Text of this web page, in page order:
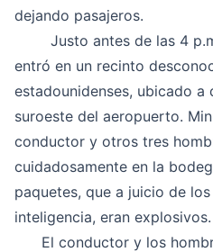
dejando pasajeros.
Justo antes de las 4
entró en un recinto
estadounidenses, ubicado a
suroeste del aeropuerto.
conductor y otros tres
cuidadosamente en la
paquetes, que a juicio de
inteligencia, eran explosivos.
El conductor y los